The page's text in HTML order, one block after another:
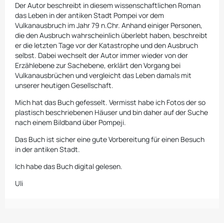
Der Autor beschreibt in diesem wissenschaftlichen Roman
das Leben in der antiken Stadt Pompei vor dem
Vulkanausbruch im Jahr 79 n.Chr. Anhand einiger Personen,
die den Ausbruch wahrscheinlich überlebt haben, beschreibt
er die letzten Tage vor der Katastrophe und den Ausbruch
selbst. Dabei wechselt der Autor immer wieder von der
Erzählebene zur Sachebene, erklärt den Vorgang bei
Vulkanausbrüchen und vergleicht das Leben damals mit
unserer heutigen Gesellschaft.
Mich hat das Buch gefesselt. Vermisst habe ich Fotos der so
plastisch beschriebenen Häuser und bin daher auf der Suche
nach einem Bildband über Pompeji.
Das Buch ist sicher eine gute Vorbereitung für einen Besuch
in der antiken Stadt.
Ich habe das Buch digital gelesen.
Uli